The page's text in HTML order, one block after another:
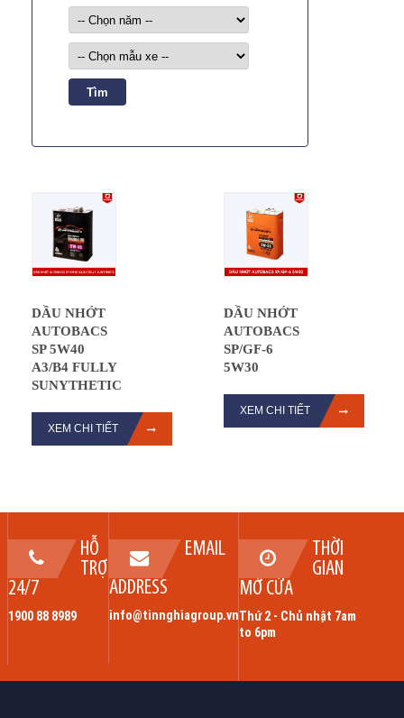
DẦU NHỚT
AUTOBACS
SP 5W40
A3/B4 FULLY
SUNYTHETIC
XEM CHI TIẾT
DẦU NHỚT
AUTOBACS
SP/GF-6
5W30
XEM CHI TIẾT
HỖ
TRỢ
24/7
1900 88 8989
EMAIL
ADDRESS
info@tinnghiagroup.vn
THỜI
GIAN
MỞ CỬA
Thứ 2 - Chủ nhật 7am
to 6pm